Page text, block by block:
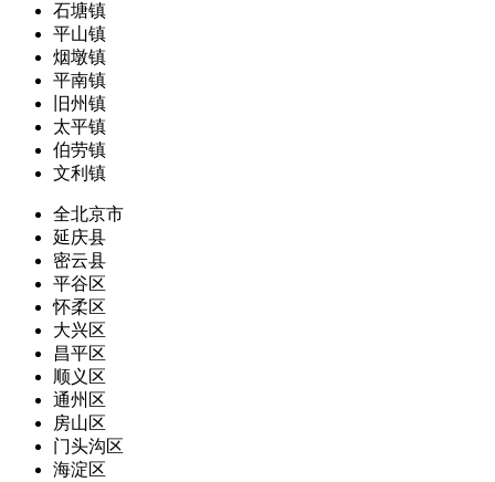
石塘镇
平山镇
烟墩镇
平南镇
旧州镇
太平镇
伯劳镇
文利镇
全北京市
延庆县
密云县
平谷区
怀柔区
大兴区
昌平区
顺义区
通州区
房山区
门头沟区
海淀区